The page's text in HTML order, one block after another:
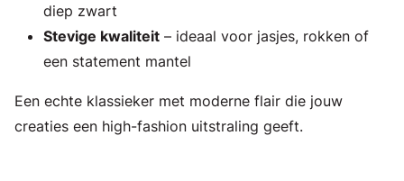
diep zwart
Stevige kwaliteit – ideaal voor jasjes, rokken of
een statement mantel
Een echte klassieker met moderne flair die jouw
creaties een high-fashion uitstraling geeft.